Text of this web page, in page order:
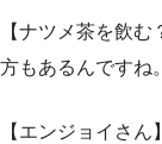
【ナツメ茶を飲
方もあるんですね。
【エンジョイさん】